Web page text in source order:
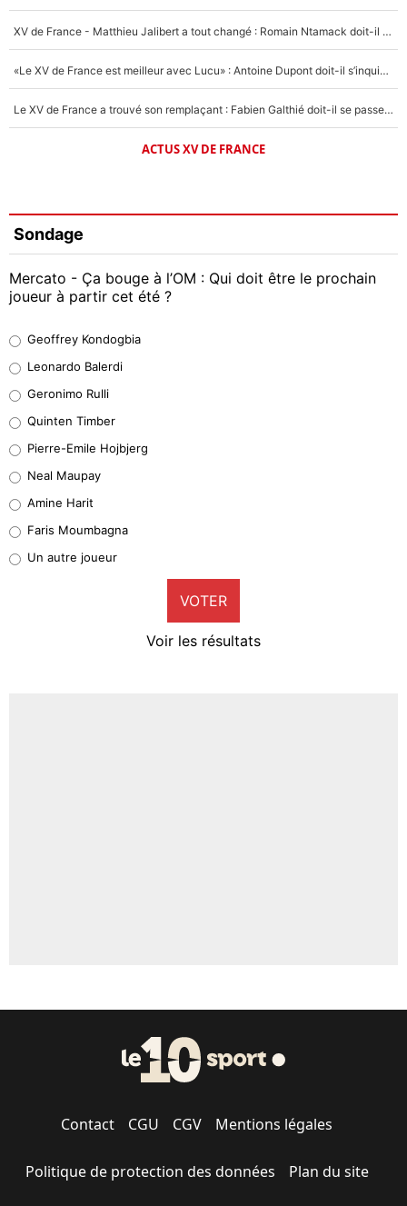
XV de France - Matthieu Jalibert a tout changé : Romain Ntamack doit-il s’inquiéter pour sa place à un an de la Coupe du monde ?
«Le XV de France est meilleur avec Lucu» : Antoine Dupont doit-il s’inquiéter pour sa place ?
Le XV de France a trouvé son remplaçant : Fabien Galthié doit-il se passer d'Antoine Dupont ?
ACTUS XV DE FRANCE
Sondage
Mercato - Ça bouge à l’OM : Qui doit être le prochain
joueur à partir cet été ?
38%
32%
4%
1%
9%
Geoffrey Kondogbia
Leonardo Balerdi
Geronimo Rulli
Quinten Timber
Pierre-Emile Hojbjerg
Neal Maupay
Amine Harit
Faris Moumbagna
Un autre joueur
VOTER
Voir les résultats
Contact CGU CGV Mentions légales
Politique de protection des données Plan du site